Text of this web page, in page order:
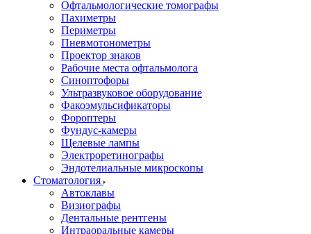
Офтальмологические томографы
Пахиметры
Периметры
Пневмотонометры
Проектор знаков
Рабочие места офтальмолога
Синоптофоры
Ультразвуковое оборудование
Факоэмульсификаторы
Фороптеры
Фундус-камеры
Щелевые лампы
Электроретинографы
Эндотелиальные микроскопы
Стоматология
Автоклавы
Визиографы
Дентальные рентгены
Интраоральные камеры